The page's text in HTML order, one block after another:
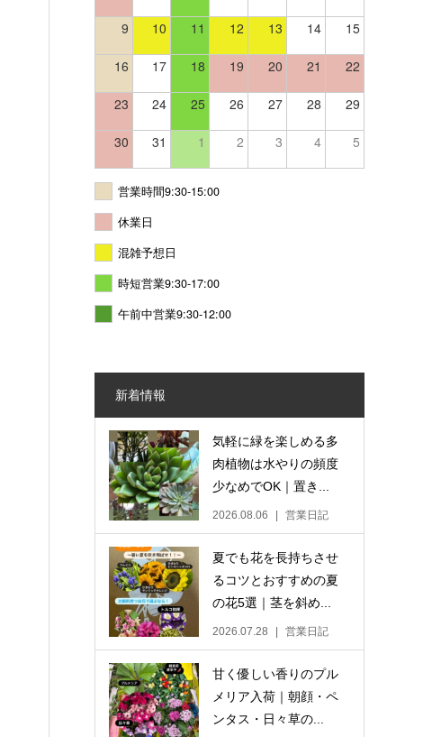
9 10 11 12 13 14 15
16 17 18 19 20 21 22
23 24 25 26 27 28 29
30 31 1 2 3 4 5
営業時間9:30-15:00
休業日
混雑予想日
時短営業9:30-17:00
午前中営業9:30-12:00
新着情報
気軽に緑を楽しめる多
肉植物は水やりの頻度
少なめでOK｜置き...
2026.08.06 営業日記
夏でも花を長持ちさせ
るコツとおすすめの夏
の花5選｜茎を斜め...
2026.07.28 営業日記
甘く優しい香りのプル
メリア入荷｜朝顔・ペ
ンタス・日々草の...